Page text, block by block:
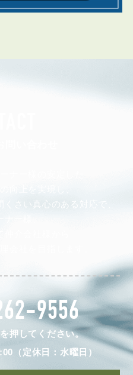
くさい真心のある対応で、
介会社様から
会社を目指します。
9556
押してください。
（定休日：水曜日）